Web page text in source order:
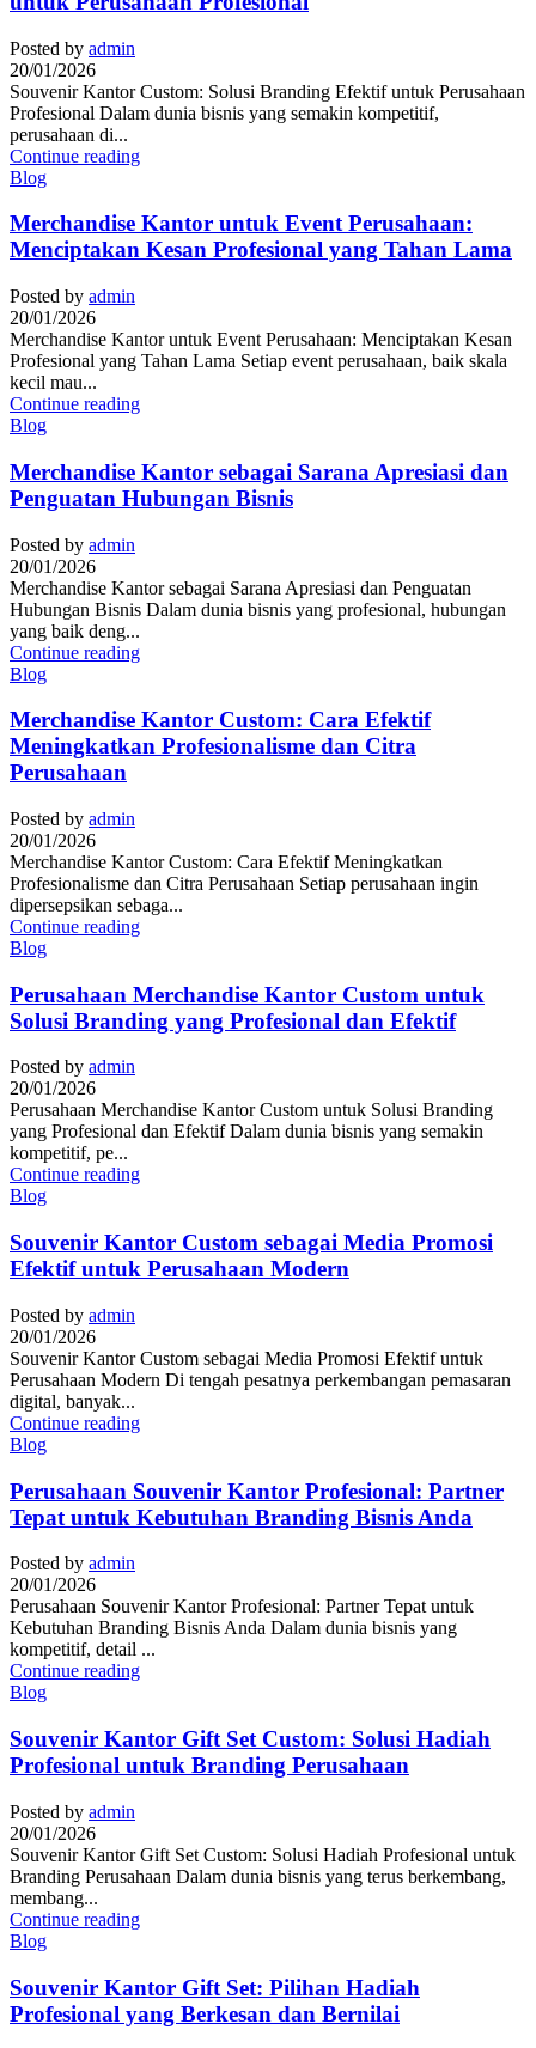
Posted by admin
20/01/2026
Souvenir Kantor Custom: Solusi Branding Efektif untuk Perusahaan
Profesional Dalam dunia bisnis yang semakin kompetitif,
perusahaan di...
Continue reading
Blog
Merchandise Kantor untuk Event Perusahaan:
Menciptakan Kesan Profesional yang Tahan Lama
Posted by admin
20/01/2026
Merchandise Kantor untuk Event Perusahaan: Menciptakan Kesan
Profesional yang Tahan Lama Setiap event perusahaan, baik skala
kecil mau...
Continue reading
Blog
Merchandise Kantor sebagai Sarana Apresiasi dan
Penguatan Hubungan Bisnis
Posted by admin
20/01/2026
Merchandise Kantor sebagai Sarana Apresiasi dan Penguatan
Hubungan Bisnis Dalam dunia bisnis yang profesional, hubungan
yang baik deng...
Continue reading
Blog
Merchandise Kantor Custom: Cara Efektif
Meningkatkan Profesionalisme dan Citra
Perusahaan
Posted by admin
20/01/2026
Merchandise Kantor Custom: Cara Efektif Meningkatkan
Profesionalisme dan Citra Perusahaan Setiap perusahaan ingin
dipersepsikan sebaga...
Continue reading
Blog
Perusahaan Merchandise Kantor Custom untuk
Solusi Branding yang Profesional dan Efektif
Posted by admin
20/01/2026
Perusahaan Merchandise Kantor Custom untuk Solusi Branding
yang Profesional dan Efektif Dalam dunia bisnis yang semakin
kompetitif, pe...
Continue reading
Blog
Souvenir Kantor Custom sebagai Media Promosi
Efektif untuk Perusahaan Modern
Posted by admin
20/01/2026
Souvenir Kantor Custom sebagai Media Promosi Efektif untuk
Perusahaan Modern Di tengah pesatnya perkembangan pemasaran
digital, banyak...
Continue reading
Blog
Perusahaan Souvenir Kantor Profesional: Partner
Tepat untuk Kebutuhan Branding Bisnis Anda
Posted by admin
20/01/2026
Perusahaan Souvenir Kantor Profesional: Partner Tepat untuk
Kebutuhan Branding Bisnis Anda Dalam dunia bisnis yang
kompetitif, detail ...
Continue reading
Blog
Souvenir Kantor Gift Set Custom: Solusi Hadiah
Profesional untuk Branding Perusahaan
Posted by admin
20/01/2026
Souvenir Kantor Gift Set Custom: Solusi Hadiah Profesional untuk
Branding Perusahaan Dalam dunia bisnis yang terus berkembang,
membang...
Continue reading
Blog
Souvenir Kantor Gift Set: Pilihan Hadiah
Profesional yang Berkesan dan Bernilai